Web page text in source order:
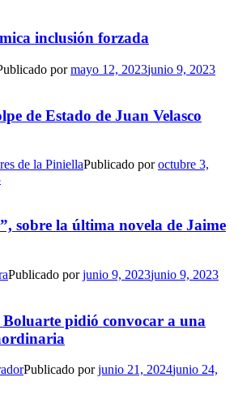
inclusión forzada
pormayo 12, 2023junio 9, 2023
de Estado de Juan Velasco
de la PiniellaPublicado poroctubre 3,
sobre la última novela de Jaime
Publicado porjunio 9, 2023junio 9, 2023
pidió convocar a una
Publicado porjunio 21, 2024junio 24,